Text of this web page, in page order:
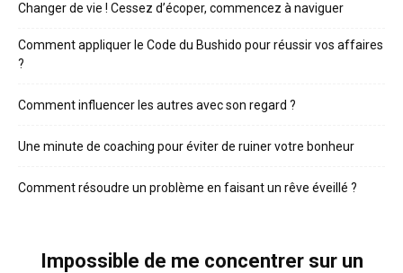
Changer de vie ! Cessez d’écoper, commencez à naviguer
Comment appliquer le Code du Bushido pour réussir vos affaires
?
Comment influencer les autres avec son regard ?
Une minute de coaching pour éviter de ruiner votre bonheur
Comment résoudre un problème en faisant un rêve éveillé ?
Impossible de me concentrer sur un